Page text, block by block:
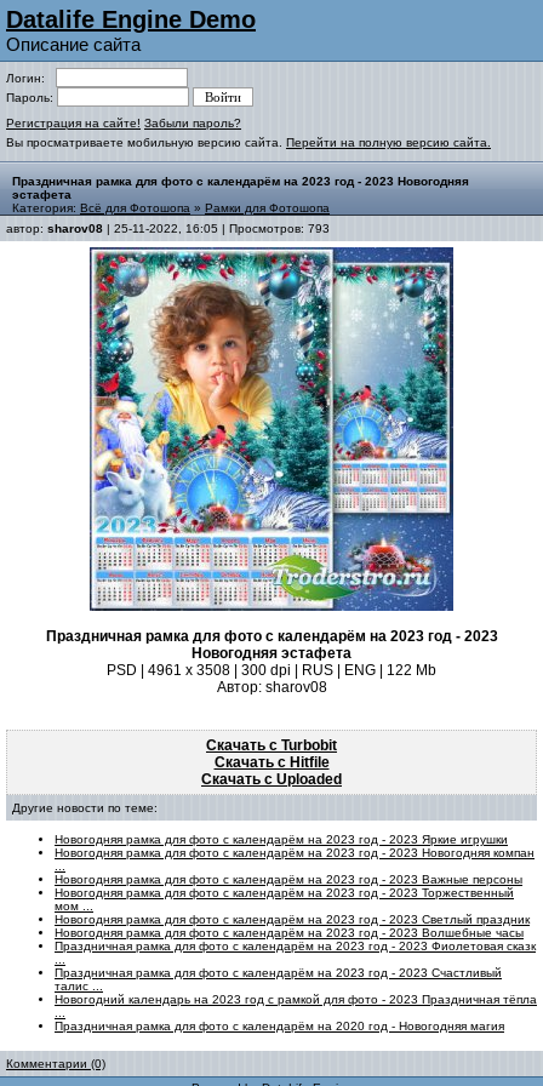
Datalife Engine Demo
Описание сайта
Логин:
Пароль:
Регистрация на сайте! Забыли пароль?
Вы просматриваете мобильную версию сайта. Перейти на полную версию сайта.
Праздничная рамка для фото с календарём на 2023 год - 2023 Новогодняя
эстафета
Категория: Всё для Фотошопа » Рамки для Фотошопа
автор: sharov08 | 25-11-2022, 16:05 | Просмотров: 793
Праздничная рамка для фото с календарём на 2023 год - 2023
Новогодняя эстафета
PSD | 4961 х 3508 | 300 dpi | RUS | ENG | 122 Mb
Автор: sharov08
Скачать с Turbobit
Скачать с Hitfile
Скачать с Uploaded
Другие новости по теме:
Новогодняя рамка для фото с календарём на 2023 год - 2023 Яркие игрушки
Новогодняя рамка для фото с календарём на 2023 год - 2023 Новогодняя компан
Новогодняя рамка для фото с календарём на 2023 год - 2023 Важные персоны
Новогодняя рамка для фото с календарём на 2023 год - 2023 Торжественный
мом ...
Новогодняя рамка для фото с календарём на 2023 год - 2023 Светлый праздник
Новогодняя рамка для фото с календарём на 2023 год - 2023 Волшебные часы
Праздничная рамка для фото с календарём на 2023 год - 2023 Фиолетовая сказк
Праздничная рамка для фото с календарём на 2023 год - 2023 Счастливый
талис ...
Новогодний календарь на 2023 год с рамкой для фото - 2023 Праздничная тёпла
Праздничная рамка для фото с календарём на 2020 год - Новогодняя магия
Комментарии (0)